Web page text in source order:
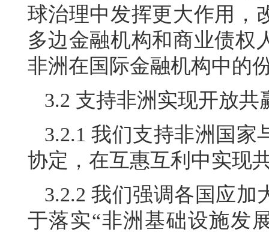
球治理中发挥更大作用，
多边金融机构和商业债权
非洲在国际金融机构中的
3.2 支持非洲实现开放共
3.2.1 我们支持非洲国
协定，在互惠互利中实现
3.2.2 我们强调各国应
于落实“非洲基础设施发